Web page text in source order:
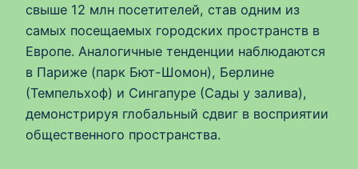
свыше 12 млн посетителей, став одним из
самых посещаемых городских пространств в
Европе. Аналогичные тенденции наблюдаются
в Париже (парк Бют-Шомон), Берлине
(Темпельхоф) и Сингапуре (Сады у залива),
демонстрируя глобальный сдвиг в восприятии
общественного пространства.